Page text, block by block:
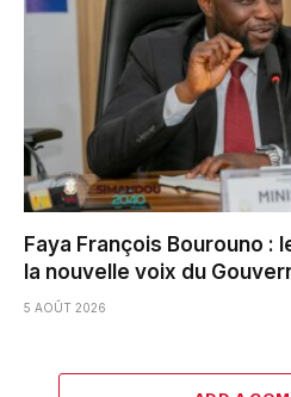
Faya François Bourouno :
la nouvelle voix du
5 AOÛT 2026